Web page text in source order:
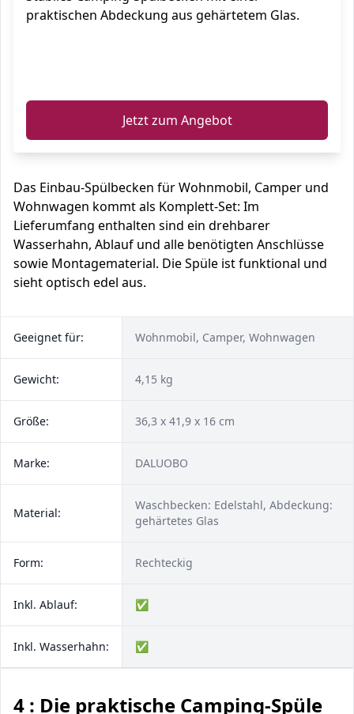
praktischen Abdeckung aus gehärtetem Glas.
Jetzt zum Angebot
Das Einbau-Spülbecken für Wohnmobil, Camper und
Wohnwagen kommt als Komplett-Set: Im
Lieferumfang enthalten sind ein drehbarer
Wasserhahn, Ablauf und alle benötigten Anschlüsse
sowie Montagematerial. Die Spüle ist funktional und
sieht optisch edel aus.
Geeignet für: Wohnmobil, Camper, Wohnwagen
Gewicht: 4,15 kg
Größe: 36,3 x 41,9 x 16 cm
Marke: DALUOBO
Material:
Waschbecken: Edelstahl, Abdeckung:
gehärtetes Glas
Form: Rechteckig
Inkl. Ablauf: ✅
Inkl. Wasserhahn: ✅
4 : Die praktische Camping-Spüle